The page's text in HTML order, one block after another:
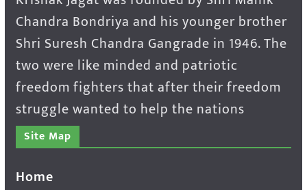
Chandra Bondriya and his younger brother
Shri Suresh Chandra Gangrade in 1946. The
two were like minded and patriotic
freedom fighters that after their freedom
struggle wanted to help the nations
Site Map
Home